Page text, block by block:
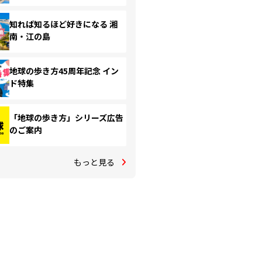
知れば知るほど好きになる 湘
南・江の島
地球の歩き方45周年記念 イン
ド特集
「地球の歩き方」シリーズ広告
のご案内
もっと見る